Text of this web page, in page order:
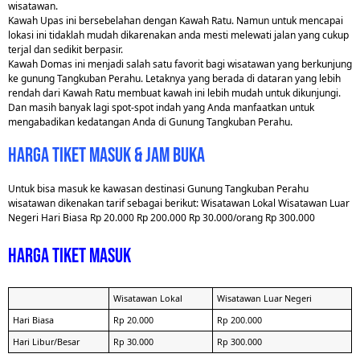
wisatawan.
Kawah Upas ini bersebelahan dengan Kawah Ratu. Namun untuk mencapai
lokasi ini tidaklah mudah dikarenakan anda mesti melewati jalan yang cukup
terjal dan sedikit berpasir.
Kawah Domas ini menjadi salah satu favorit bagi wisatawan yang berkunjung
ke gunung Tangkuban Perahu. Letaknya yang berada di dataran yang lebih
rendah dari Kawah Ratu membuat kawah ini lebih mudah untuk dikunjungi.
Dan masih banyak lagi spot-spot indah yang Anda manfaatkan untuk
mengabadikan kedatangan Anda di Gunung Tangkuban Perahu.
Harga Tiket Masuk & Jam buka
Untuk bisa masuk ke kawasan destinasi Gunung Tangkuban Perahu
wisatawan dikenakan tarif sebagai berikut: Wisatawan Lokal Wisatawan Luar
Negeri Hari Biasa Rp 20.000 Rp 200.000 Rp 30.000/orang Rp 300.000
harga tiket masuk
Wisatawan Lokal
Wisatawan Luar Negeri
Hari Biasa
Rp 20.000
Rp 200.000
Hari Libur/Besar
Rp 30.000 Rp 300.000